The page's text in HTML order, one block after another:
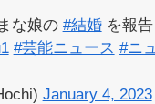
な娘の #結婚を報告
#芸能ニュース #ニ
January 4, 2023